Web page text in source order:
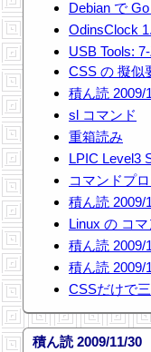
Debian で
OdinsClock
USB Tools:
CSS の 擬似
積ん読 2009/
sl コマンド
重箱読み
LPIC Level3
コマンドプ
積ん読 2009/
Linux の コ
積ん読 2009/
積ん読 2009/
CSSだけで
積ん読 2009/11/30